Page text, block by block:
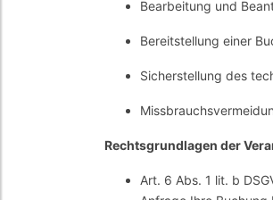
Bearbeitung und
Bereitstellung einer
Sicherstellung des
Rechtsgrundlagen der
Art. 6 Abs. 1 lit. b